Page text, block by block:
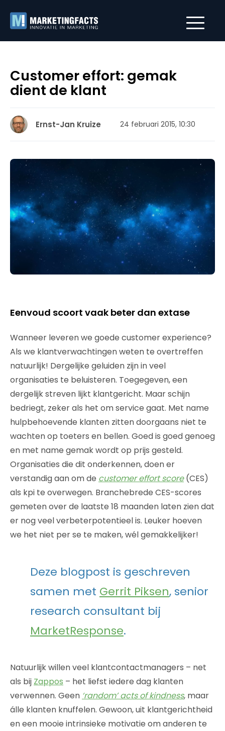
Customer effort: gemak
dient de klant
Ernst-Jan Kruize 24 februari 2015, 10:30
Eenvoud scoort vaak beter dan extase
Wanneer leveren we goede customer experience?
Als we klantverwachtingen weten te overtreffen
natuurlijk! Dergelijke geluiden zijn in veel
organisaties te beluisteren. Toegegeven, een
dergelijk streven lijkt klantgericht. Maar schijn
bedriegt, zeker als het om service gaat. Met name
hulpbehoevende klanten zitten doorgaans niet te
wachten op toeters en bellen. Goed is goed genoeg
en met name gemak wordt op prijs gesteld.
Organisaties die dit onderkennen, doen er
verstandig aan om de customer effort score(CES)
als kpi te overwegen. Branchebrede CES-scores
gemeten over de laatste 18 maanden laten zien dat
er nog veel verbeterpotentieel is. Leuker hoeven
we het niet per se te maken, wél gemakkelijker!
Deze blogpost is geschreven
samen met Gerrit Piksen, senior
research consultant bij
MarketResponse.
Natuurlijk willen veel klantcontactmanagers – net
als bij Zappos – het liefst iedere dag klanten
verwennen. Geen ‘random’ acts of kindness, maar
álle klanten knuffelen. Gewoon, uit klantgerichtheid
en een mooie intrinsieke motivatie om anderen te